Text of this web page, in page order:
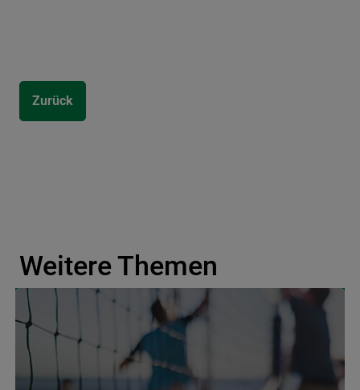
Zurück
Weitere Themen